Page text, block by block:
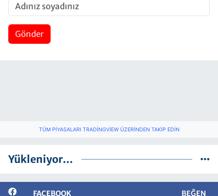
Gönder
TÜM PIYASALARI TRADINGVIEW ÜZERINDEN TAKIP EDIN
Yükleniyor...
FACEBOOK BEĞEN